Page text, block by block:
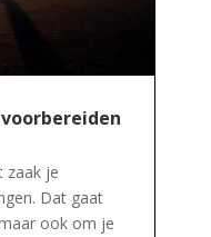
zaak je
Dat gaat
ook om je